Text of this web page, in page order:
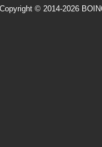
Copyright © 2014-2026